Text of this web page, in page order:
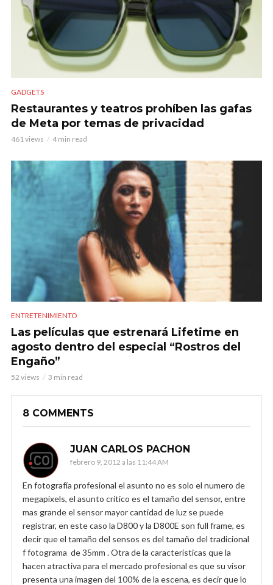
GADGETS
Restaurantes y teatros prohíben las gafas
de Meta por temas de privacidad
461 views 4 min read
ENTRETENIMIENTO
Las películas que estrenará Lifetime en
agosto dentro del especial “Rostros del
Engaño”
52 views 3 min read
8 COMMENTS
JUAN CARLOS PACHON
febrero 9, 2012 a las 11:44 AM
En fotografía profesional el asunto no es solo el numero de
megapixels, el asunto critico es el tamaño del sensor, entre
mas grande el sensor mayor cantidad de luz se puede
registrar, en este caso la D800 y la D800E son full frame, es
decir que el tamaño del sensos es del tamaño del tradicional
f fotograma de 35mm . Otra de la características que la
hacen atractiva para el mercado profesional es que su visor
presenta una imagen del 100% de la escena, es decir que lo